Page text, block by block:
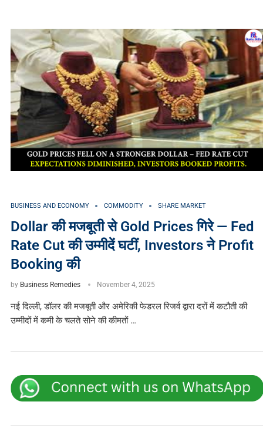
BUSINESS AND ECONOMY COMMODITY SHARE MARKET
Dollar की मजबूती से Gold Prices गिरे — Fed
Rate Cut की उम्मीदें घटीं, Investors ने Profit
Booking की
by Business Remedies November 4, 2025
नई दिल्ली, डॉलर की मजबूती और अमेरिकी फेडरल रिजर्व द्वारा दरों में कटौती की
उम्मीदों में कमी के चलते सोने की कीमतों …